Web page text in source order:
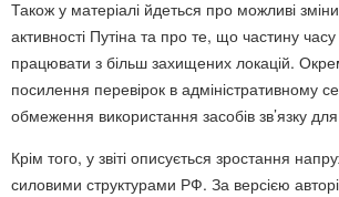
Також у матеріалі йдеться про можливі
активності Путіна та про те, що частину
працювати з більш захищених локацій.
посилення перевірок в адміністративному
обмеження використання засобів зв’язку
Крім того, у звіті описується зростання
силовими структурами РФ. За версією